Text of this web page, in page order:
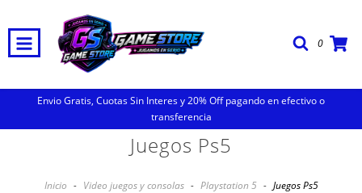
0
Envio Gratis, Cuotas Sin Interes y 20% Off pagando en efectivo o
transferencia
Juegos Ps5
Inicio - Video juegos y consolas - Playstation 5 - Juegos Ps5